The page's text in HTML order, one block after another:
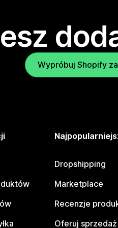
Wypróbuj Shopify
Dropshipping
Marketplace
Recenzje
Oferuj